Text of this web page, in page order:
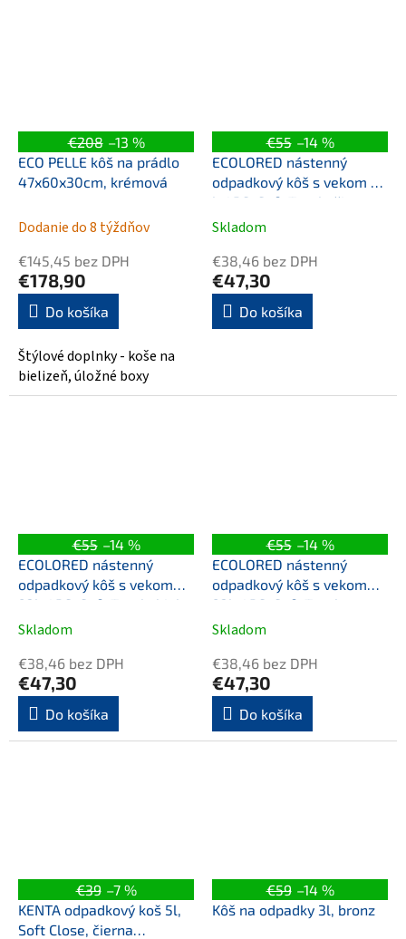
€208 –13 %
ECO PELLE kôš na prádlo
47x60x30cm, krémová
Dodanie do 8 týždňov
€145,45 bez DPH
€178,90
Do košíka
Štýlové doplnky - koše na
bielizeň, úložné boxy
€55 –14 %
ECOLORED nástenný
odpadkový kôš s vekom 23
l, ABS, Soft Touch, čierna
mat
Skladom
€38,46 bez DPH
€47,30
Do košíka
€55 –14 %
ECOLORED nástenný
odpadkový kôš s vekom
23l, ABS, Soft Touch, biela
Skladom
€38,46 bez DPH
€47,30
Do košíka
€55 –14 %
ECOLORED nástenný
odpadkový kôš s vekom
23l, ABS, Soft Touch,
hnedá
Skladom
€38,46 bez DPH
€47,30
Do košíka
€39 –7 %
KENTA odpadkový koš 5l,
Soft Close, čierna
€59 –14 %
Kôš na odpadky 3l, bronz